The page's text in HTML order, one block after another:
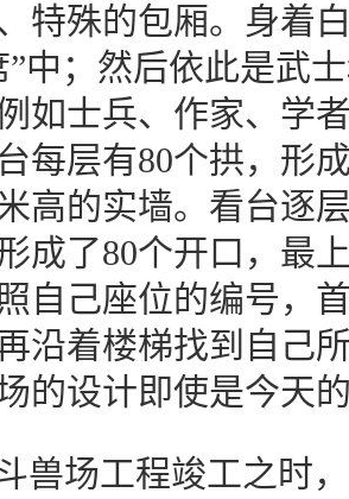
特殊的包厢。身着
”中；然后依此是武
如士兵、作家、学
每层有80个拱，形
米高的实墙。看台逐
成了80个开口，最
自己座位的编号，
沿着楼梯找到自己
的设计即使是今天
兽场工程竣工之时